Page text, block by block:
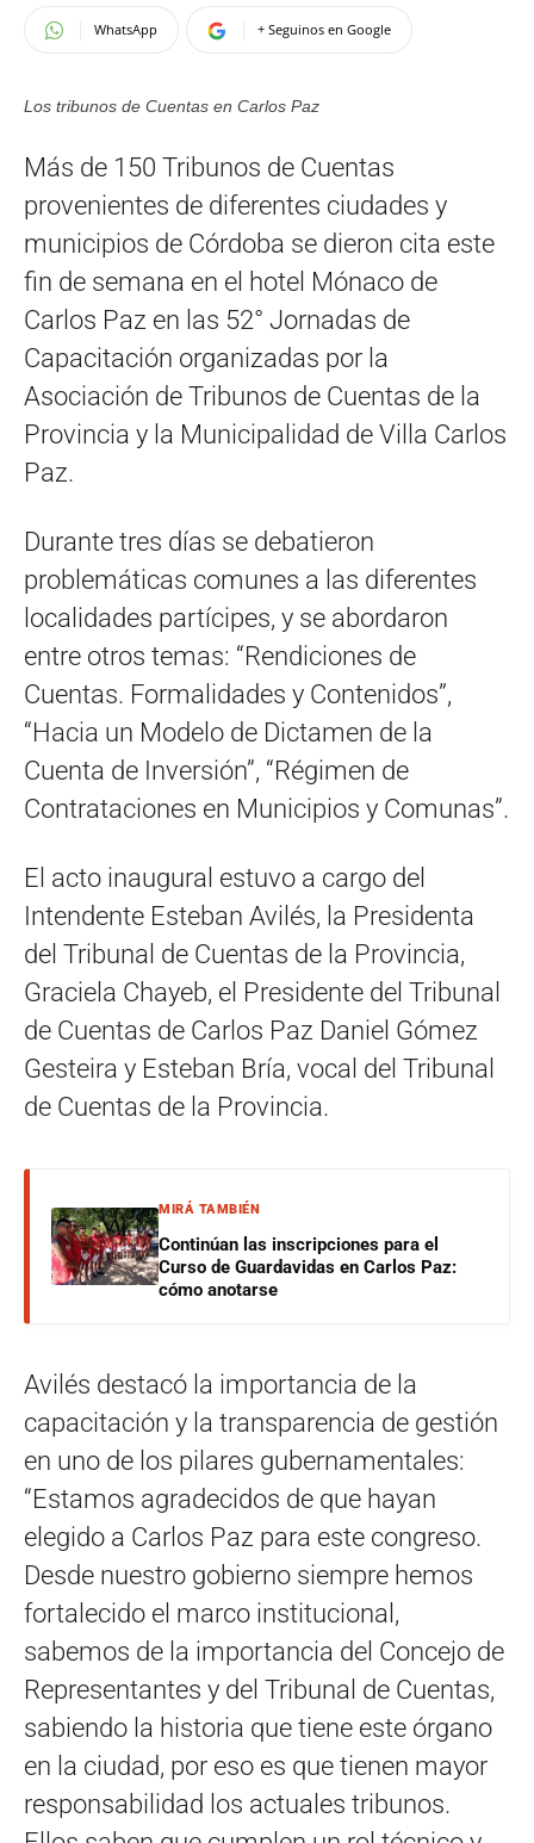
WhatsApp + Seguinos en Google
Los tribunos de Cuentas en Carlos Paz
Más de 150 Tribunos de Cuentas
provenientes de diferentes ciudades y
municipios de Córdoba se dieron cita este
fin de semana en el hotel Mónaco de
Carlos Paz en las 52° Jornadas de
Capacitación organizadas por la
Asociación de Tribunos de Cuentas de la
Provincia y la Municipalidad de Villa Carlos
Paz.
Durante tres días se debatieron
problemáticas comunes a las diferentes
localidades partícipes, y se abordaron
entre otros temas: “Rendiciones de
Cuentas. Formalidades y Contenidos”,
“Hacia un Modelo de Dictamen de la
Cuenta de Inversión”, “Régimen de
Contrataciones en Municipios y Comunas”.
El acto inaugural estuvo a cargo del
Intendente Esteban Avilés, la Presidenta
del Tribunal de Cuentas de la Provincia,
Graciela Chayeb, el Presidente del Tribunal
de Cuentas de Carlos Paz Daniel Gómez
Gesteira y Esteban Bría, vocal del Tribunal
de Cuentas de la Provincia.
MIRÁ TAMBIÉN
Continúan las inscripciones para el
Curso de Guardavidas en Carlos Paz:
cómo anotarse
Avilés destacó la importancia de la
capacitación y la transparencia de gestión
en uno de los pilares gubernamentales:
“Estamos agradecidos de que hayan
elegido a Carlos Paz para este congreso.
Desde nuestro gobierno siempre hemos
fortalecido el marco institucional,
sabemos de la importancia del Concejo de
Representantes y del Tribunal de Cuentas,
sabiendo la historia que tiene este órgano
en la ciudad, por eso es que tienen mayor
responsabilidad los actuales tribunos.